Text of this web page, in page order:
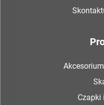
Czapki